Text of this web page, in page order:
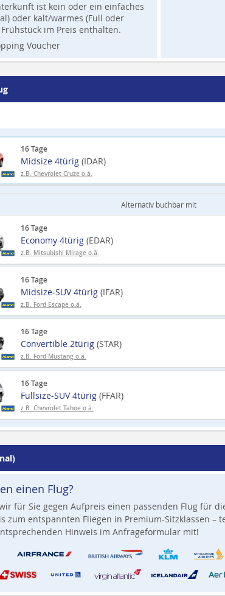
ist kein oder ein einfaches
oder kalt/warmes (Full oder
im Preis enthalten.
Voucher
16 Tage
Midsize 4türig (IDAR)
z.B. Chevrolet Cruze o.ä.
Alternativ buchbar mit
16 Tage
Economy 4türig (EDAR)
z.B. Mitsubishi Mirage o.ä.
16 Tage
Midsize-SUV 4türig (IFAR)
z.B. Ford Escape o.ä.
16 Tage
Convertible 2türig (STAR)
z.B. Ford Mustang o.ä.
16 Tage
Fullsize-SUV 4türig (FFAR)
z.B. Chevrolet Tahoe o.ä.
einen Flug?
für Sie gegen Aufpreis einen passenden Flug für
zum entspannten Fliegen in Premium-Sitzklassen –
Hinweis im Anfrageformular mit!